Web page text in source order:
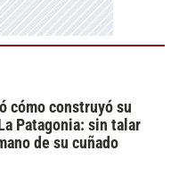
cómo construyó su
Patagonia: sin talar
de su cuñado